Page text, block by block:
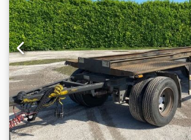
sistema de descarga lateral
BTE 7000 ADR: não DIMENSÕES DA
m + 0,20 m ATÉ: 7,00 m + 0,20 m
FREIOS: a tambor PNEUS: 265/70
unidade de comando eletro-
bloqueio com 4 grampos externos
REVISADO: 12/01/2021 ESTADO
preços apresentados não incluem
departamento comercial para obter